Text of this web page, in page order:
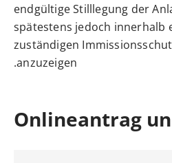
endgültige Stilllegung der
spätestens jedoch innerhalb
zuständigen
anzuzeigen.
Onlineantrag